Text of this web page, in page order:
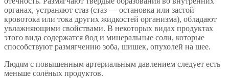
органах, устраняют стаз (стаз — остановка или застой
кровотока или тока других жидкостей организма), обладают
увлажняющими свойствами. В некоторых видах продуктах
этого вида содержатся йод и минеральные соли, которые
способствуют размягчению зоба, шишек, опухолей на шее.
Людям с повышенным артериальным давлением следует есть
меньше солёных продуктов.